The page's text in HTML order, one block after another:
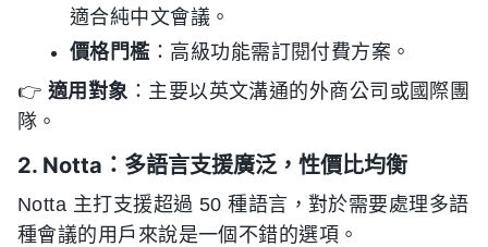
適合純中文會議。
價格門檻 ：高級功能需訂閱付費方案。
👉 適用對象 ：主要以英文溝通的外商公司或國際團
隊。
2. Notta：多語言支援廣泛，性價比均衡
Notta 主打支援超過 50 種語言，對於需要處理多語
種會議的用戶來說是一個不錯的選項。